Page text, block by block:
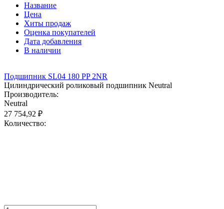
Название
Цена
Хиты продаж
Оценка покупателей
Дата добавления
В наличии
Подшипник SL04 180 PP 2NR
Цилиндрический роликовый подшипник Neutral
Производитель:
Neutral
27 754,92 ₽
Количество: